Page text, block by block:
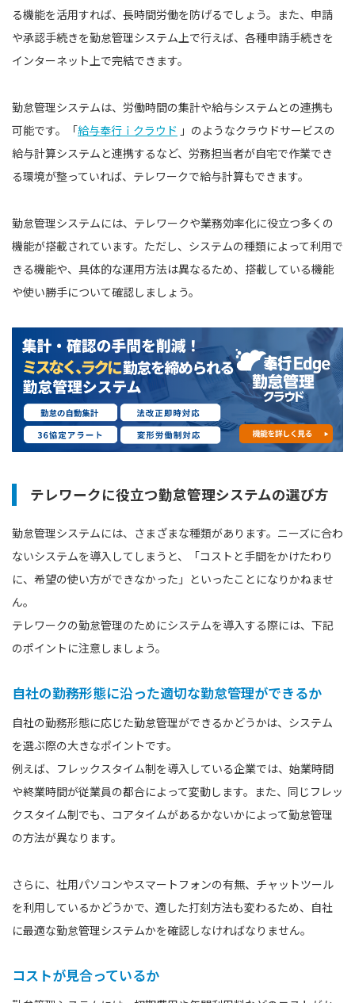
る機能を活用すれば、長時間労働を防げるでしょう。また、申請
や承認手続きを勤怠管理システム上で行えば、各種申請手続きを
インターネット上で完結できます。
勤怠管理システムは、労働時間の集計や給与システムとの連携も
可能です。「給与奉行ｉクラウド 」のようなクラウドサービスの
給与計算システムと連携するなど、労務担当者が自宅で作業でき
る環境が整っていれば、テレワークで給与計算もできます。
勤怠管理システムには、テレワークや業務効率化に役立つ多くの
機能が搭載されています。ただし、システムの種類によって利用で
きる機能や、具体的な運用方法は異なるため、搭載している機能
や使い勝手について確認しましょう。
テレワークに役立つ勤怠管理システムの選び方
勤怠管理システムには、さまざまな種類があります。ニーズに合わ
ないシステムを導入してしまうと、「コストと手間をかけたわり
に、希望の使い方ができなかった」といったことになりかねませ
ん。
テレワークの勤怠管理のためにシステムを導入する際には、下記
のポイントに注意しましょう。
自社の勤務形態に沿った適切な勤怠管理ができるか
自社の勤務形態に応じた勤怠管理ができるかどうかは、システム
を選ぶ際の大きなポイントです。
例えば、フレックスタイム制を導入している企業では、始業時間
や終業時間が従業員の都合によって変動します。また、同じフレッ
クスタイム制でも、コアタイムがあるかないかによって勤怠管理
の方法が異なります。
さらに、社用パソコンやスマートフォンの有無、チャットツール
を利用しているかどうかで、適した打刻方法も変わるため、自社
に最適な勤怠管理システムかを確認しなければなりません。
コストが見合っているか